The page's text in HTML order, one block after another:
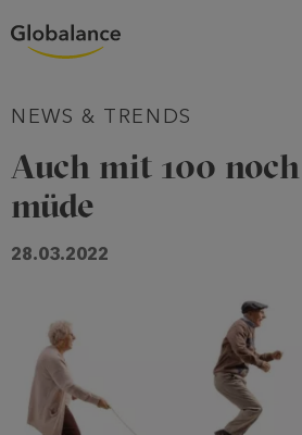
NEWS & TRENDS
Auch mit 100
müde
28.03.2022